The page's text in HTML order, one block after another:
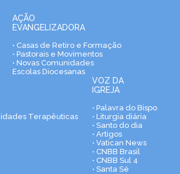
AÇÃO
EVANGELIZADORA
• Casas de Retiro e Formação
• Pastorais e Movimentos
• Novas Comunidades
Escolas Diocesanas
Terapêuticas
VOZ DA
IGREJA
• Palavra do Bispo
• Liturgia diária
• Santo do dia
• Artigos
• Vatican News
• CNBB Brasil
• CNBB Sul 4
• Santa Sé